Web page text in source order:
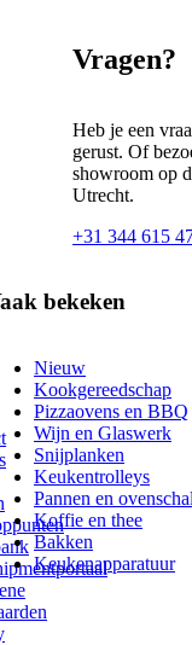
Vragen?
Heb je een
gerust. Of
showroom op
Utrecht.
+31 344 615
bekeken
Nieuw
Kookgereedschap
Pizzaovens en BBQ
Wijn en Glaswerk
Snijplanken
Keukentrolleys
Pannen en
Koffie en thee
Bakken
Keukenapparatuur